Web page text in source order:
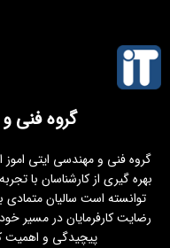
گروه فنی
بهره گیری از کارشناسان با
توانسته است سالیان
رضایت کارفرمایان در مسیر
پیچیدگی و اهمیت